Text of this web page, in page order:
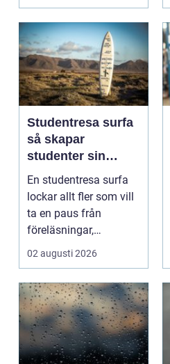
Studentresa surfa
så skapar
studenter sin
ultimata paus från
plugget
En studentresa surfa
lockar allt fler som vill
ta en paus från
föreläsningar,
tentaplugg och sena
02 augusti 2026